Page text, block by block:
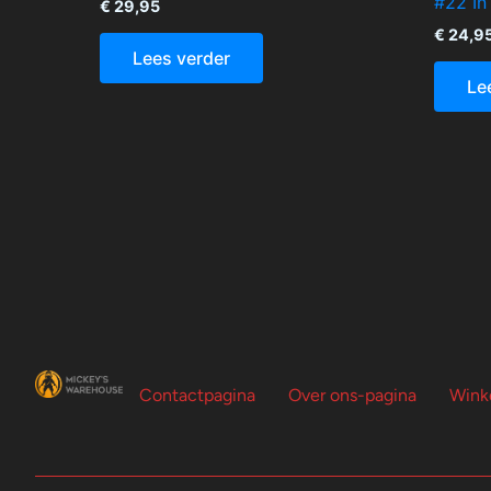
€ 29,95
Lees verder
€
Contactpagina Over ons-pagina